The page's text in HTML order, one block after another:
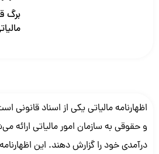
برگ
اظهارنامه مالیاتی یکی از اسناد
و حقوقی به سازمان امور مالیاتی ارائه
درآمدی خود را گزارش دهند. این